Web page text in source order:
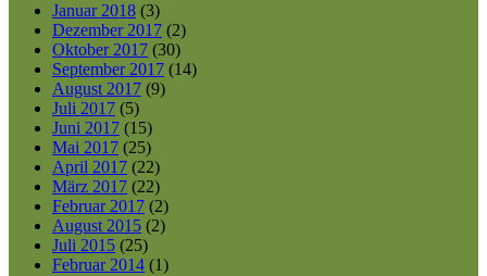
Januar 2018 (3)
Dezember 2017 (2)
Oktober 2017 (30)
September 2017 (14)
August 2017 (9)
Juli 2017 (5)
Juni 2017 (15)
Mai 2017 (25)
April 2017 (22)
März 2017 (22)
Februar 2017 (2)
August 2015 (2)
Juli 2015 (25)
Februar 2014 (1)